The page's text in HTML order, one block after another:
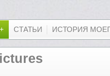
СТАТЬИ ИСТОРИЯ